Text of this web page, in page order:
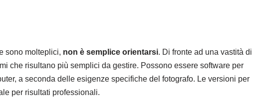
sono molteplici, non è semplice orientarsi. Di fronte ad una vastità di
che risultano più semplici da gestire. Possono essere software per
a seconda delle esigenze specifiche del fotografo. Le versioni per
per risultati professionali.